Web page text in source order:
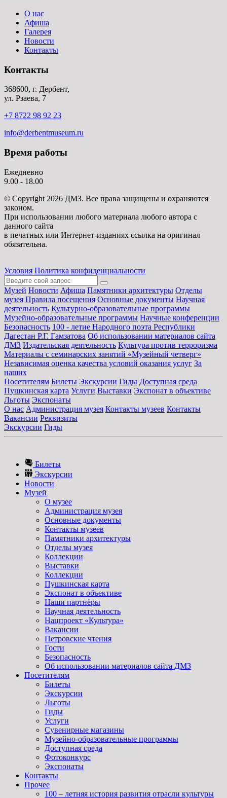
О нас
Афиша
Галерея
Новости
Контакты
Контакты
368600, г. Дербент,
ул. Рзаева, 7
+7 8722 98 92 23
info@derbentmuseum.ru
Время работы
Ежедневно
9.00 - 18.00
© Copyright 2026 ДМЗ. Все права защищены и охраняются
законом.
При использовании любого материала любого автора с
данного сайта
в печатных или Интернет-изданиях ссылка на оригинал
обязательна.
Условия Политика конфиденциальности
Музей Новости Афиша Памятники архитектуры Отделы
музея Правила посещения Основные документы Научная
деятельность Культурно-образовательные программы
Музейно-образовательные программы Научные конференции
Безопасность 100 - летие Народного поэта Республики
Дагестан Р.Г. Гамзатова Об использовании материалов сайта
ДМЗ Издательская деятельность Культура против терроризма
Материалы с семинарских занятий «Музейный четверг»
Независимая оценка качества условий оказания услуг За
наших
Посетителям Билеты Экскурсии Гиды Доступная среда
Пушкинская карта Услуги Выставки Экспонат в объективе
Льготы Экспонаты
О нас Администрация музея Контакты музеев Контакты
Вакансии Реквизиты
Экскурсии Гиды
Билеты
Экскурсии
Новости
Музей
О музее
Администрация музея
Основные документы
Контакты музеев
Памятники архитектуры
Отделы музея
Коллекции
Выставки
Коллекции
Пушкинская карта
Экспонат в объективе
Наши партнёры
Научная деятельность
Нацпроект «Культура»
Вакансии
Петровские чтения
Гости
Безопасность
Об использовании материалов сайта ДМЗ
Посетителям
Билеты
Экскурсии
Льготы
Гиды
Услуги
Сувенирные магазины
Музейно-образовательные программы
Доступная среда
Фотоконкурс
Экспонаты
Контакты
Прочее
100 – летняя история развития отрасли культуры